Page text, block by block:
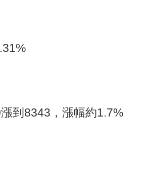
到8343，漲幅約1.7%